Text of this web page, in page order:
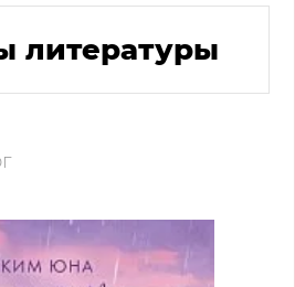
литературы